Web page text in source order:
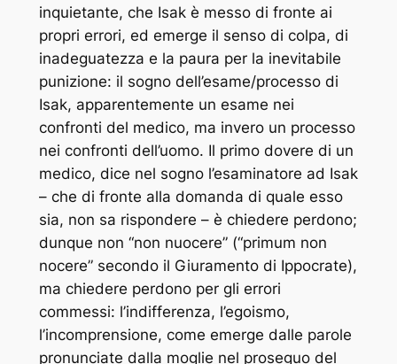
inquietante, che Isak è messo di fronte ai
propri errori, ed emerge il senso di colpa, di
inadeguatezza e la paura per la inevitabile
punizione: il sogno dell’esame/processo di
Isak, apparentemente un esame nei
confronti del medico, ma invero un processo
nei confronti dell’uomo. Il primo dovere di un
medico, dice nel sogno l’esaminatore ad Isak
– che di fronte alla domanda di quale esso
sia, non sa rispondere – è chiedere perdono;
dunque non “non nuocere” (“primum non
nocere” secondo il Giuramento di Ippocrate),
ma chiedere perdono per gli errori
commessi: l’indifferenza, l’egoismo,
l’incomprensione, come emerge dalle parole
pronunciate dalla moglie nel proseguo del